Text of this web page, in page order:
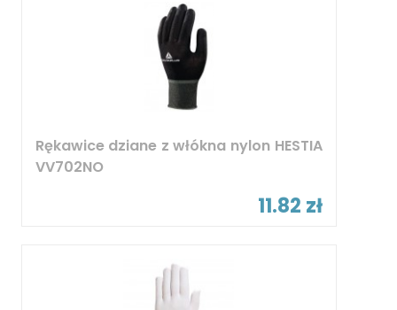
Rękawice dziane z włókna nylon HESTIA
VV702NO
11.82 zł